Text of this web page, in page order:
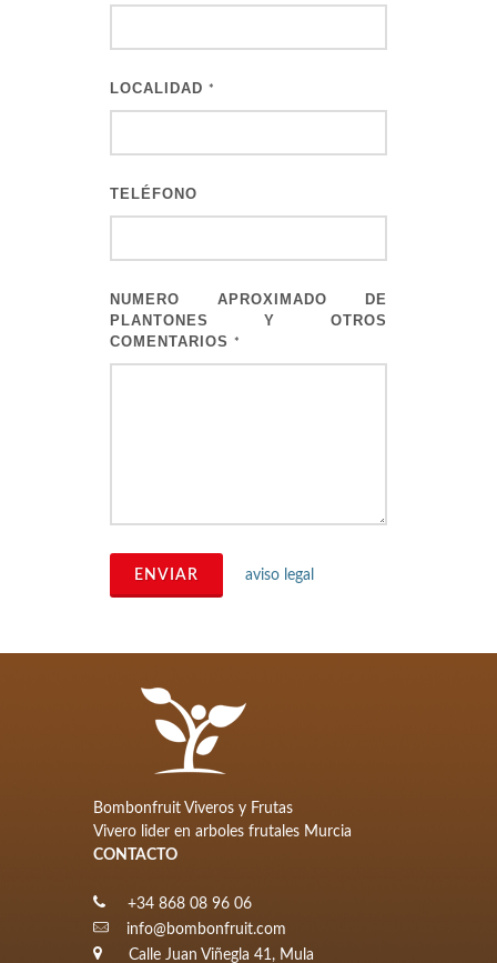
LOCALIDAD *
TELÉFONO
NUMERO APROXIMADO DE
PLANTONES Y OTROS
COMENTARIOS
*
ENVIAR aviso legal
Bombonfruit Viveros y Frutas
Vivero lider en arboles frutales Murcia
CONTACTO
+34 868 08 96 06
info@bombonfruit.com
Calle Juan Viñegla 41, Mula